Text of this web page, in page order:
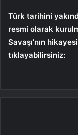
Türk tarihini
resmi olarak
Savaşı’nın
tıklayabilirsiniz: